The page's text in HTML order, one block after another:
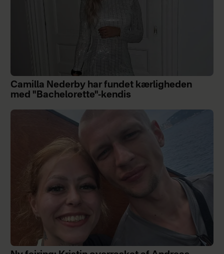
Camilla Nederby har fundet kærligheden
med "Bachelorette"-kendis